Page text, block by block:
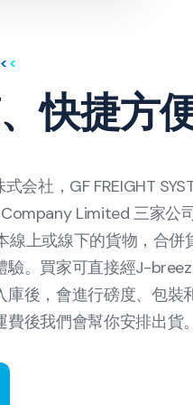
快捷方
会社，GF FREIGHT
Limited 三家公
線上或線下的貨物，合
驗。買家可直接經J-
庫後，會進行磅度、包
費後我們會幫你安排出貨